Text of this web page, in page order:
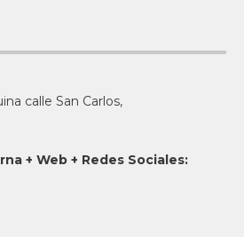
calle San Carlos,
+ Web + Redes Sociales: